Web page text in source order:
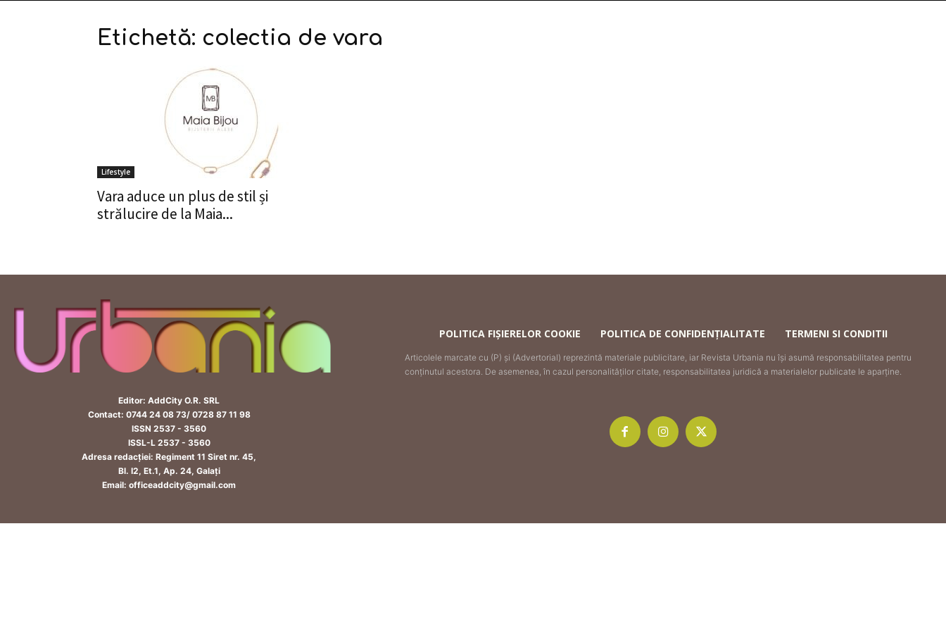
Etichetă: colectia de vara
Lifestyle
Vara aduce un plus de stil și
strălucire de la Maia...
Editor: AddCity O.R. SRL
Contact: 0744 24 08 73/ 0728 87 11 98
ISSN 2537 - 3560
ISSL-L 2537 - 3560
Adresa redacției: Regiment 11 Siret nr. 45,
Bl. I2, Et.1, Ap. 24, Galați
Email: officeaddcity@gmail.com
POLITICA FIȘIERELOR COOKIE POLITICA DE CONFIDENȚIALITATE TERMENI SI CONDITII
Articolele marcate cu (P) și (Advertorial) reprezintă materiale publicitare, iar Revista Urbania nu își asumă responsabilitatea pentru
conținutul acestora. De asemenea, în cazul personalităților citate, responsabilitatea juridică a materialelor publicate le aparține.